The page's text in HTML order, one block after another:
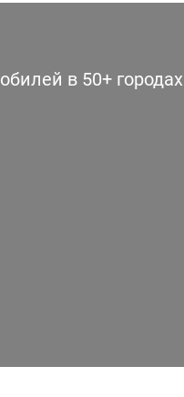
в 50+